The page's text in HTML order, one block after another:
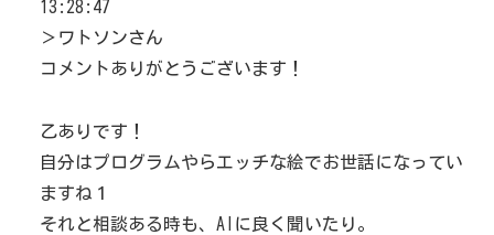
13:28:47
＞ワトソンさん
コメントありがとうございます！
乙ありです！
自分はプログラムやらエッチな絵でお世話になってい
ますね１
それと相談ある時も、AIに良く聞いたり。